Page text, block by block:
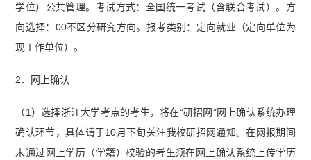
学位）公共管理。考试方式：全国统一考试（含联合考试）。方
向选择：00不区分研究方向。报考类别：定向就业（定向单位为
现工作单位）。
2．网上确认
（1）选择浙江大学考点的考生，将在“研招网”网上确认系统办理
确认环节，具体请于10月下旬关注我校研招网通知。在网报期间
未通过网上学历（学籍）校验的考生须在网上确认系统上传学历